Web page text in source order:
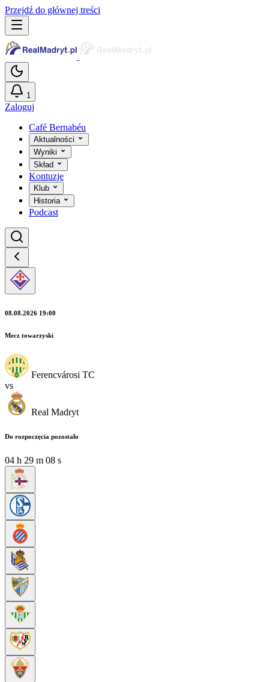
Przejdź do głównej treści
1
Zaloguj
Café Bernabéu
Aktualności
Wyniki
Skład
Kontuzje
Klub
Historia
Podcast
08.08.2026 19:00
Mecz towarzyski
Ferencvárosi TC
vs
Real Madryt
Do rozpoczęcia pozostało
04 h 29 m 06 s